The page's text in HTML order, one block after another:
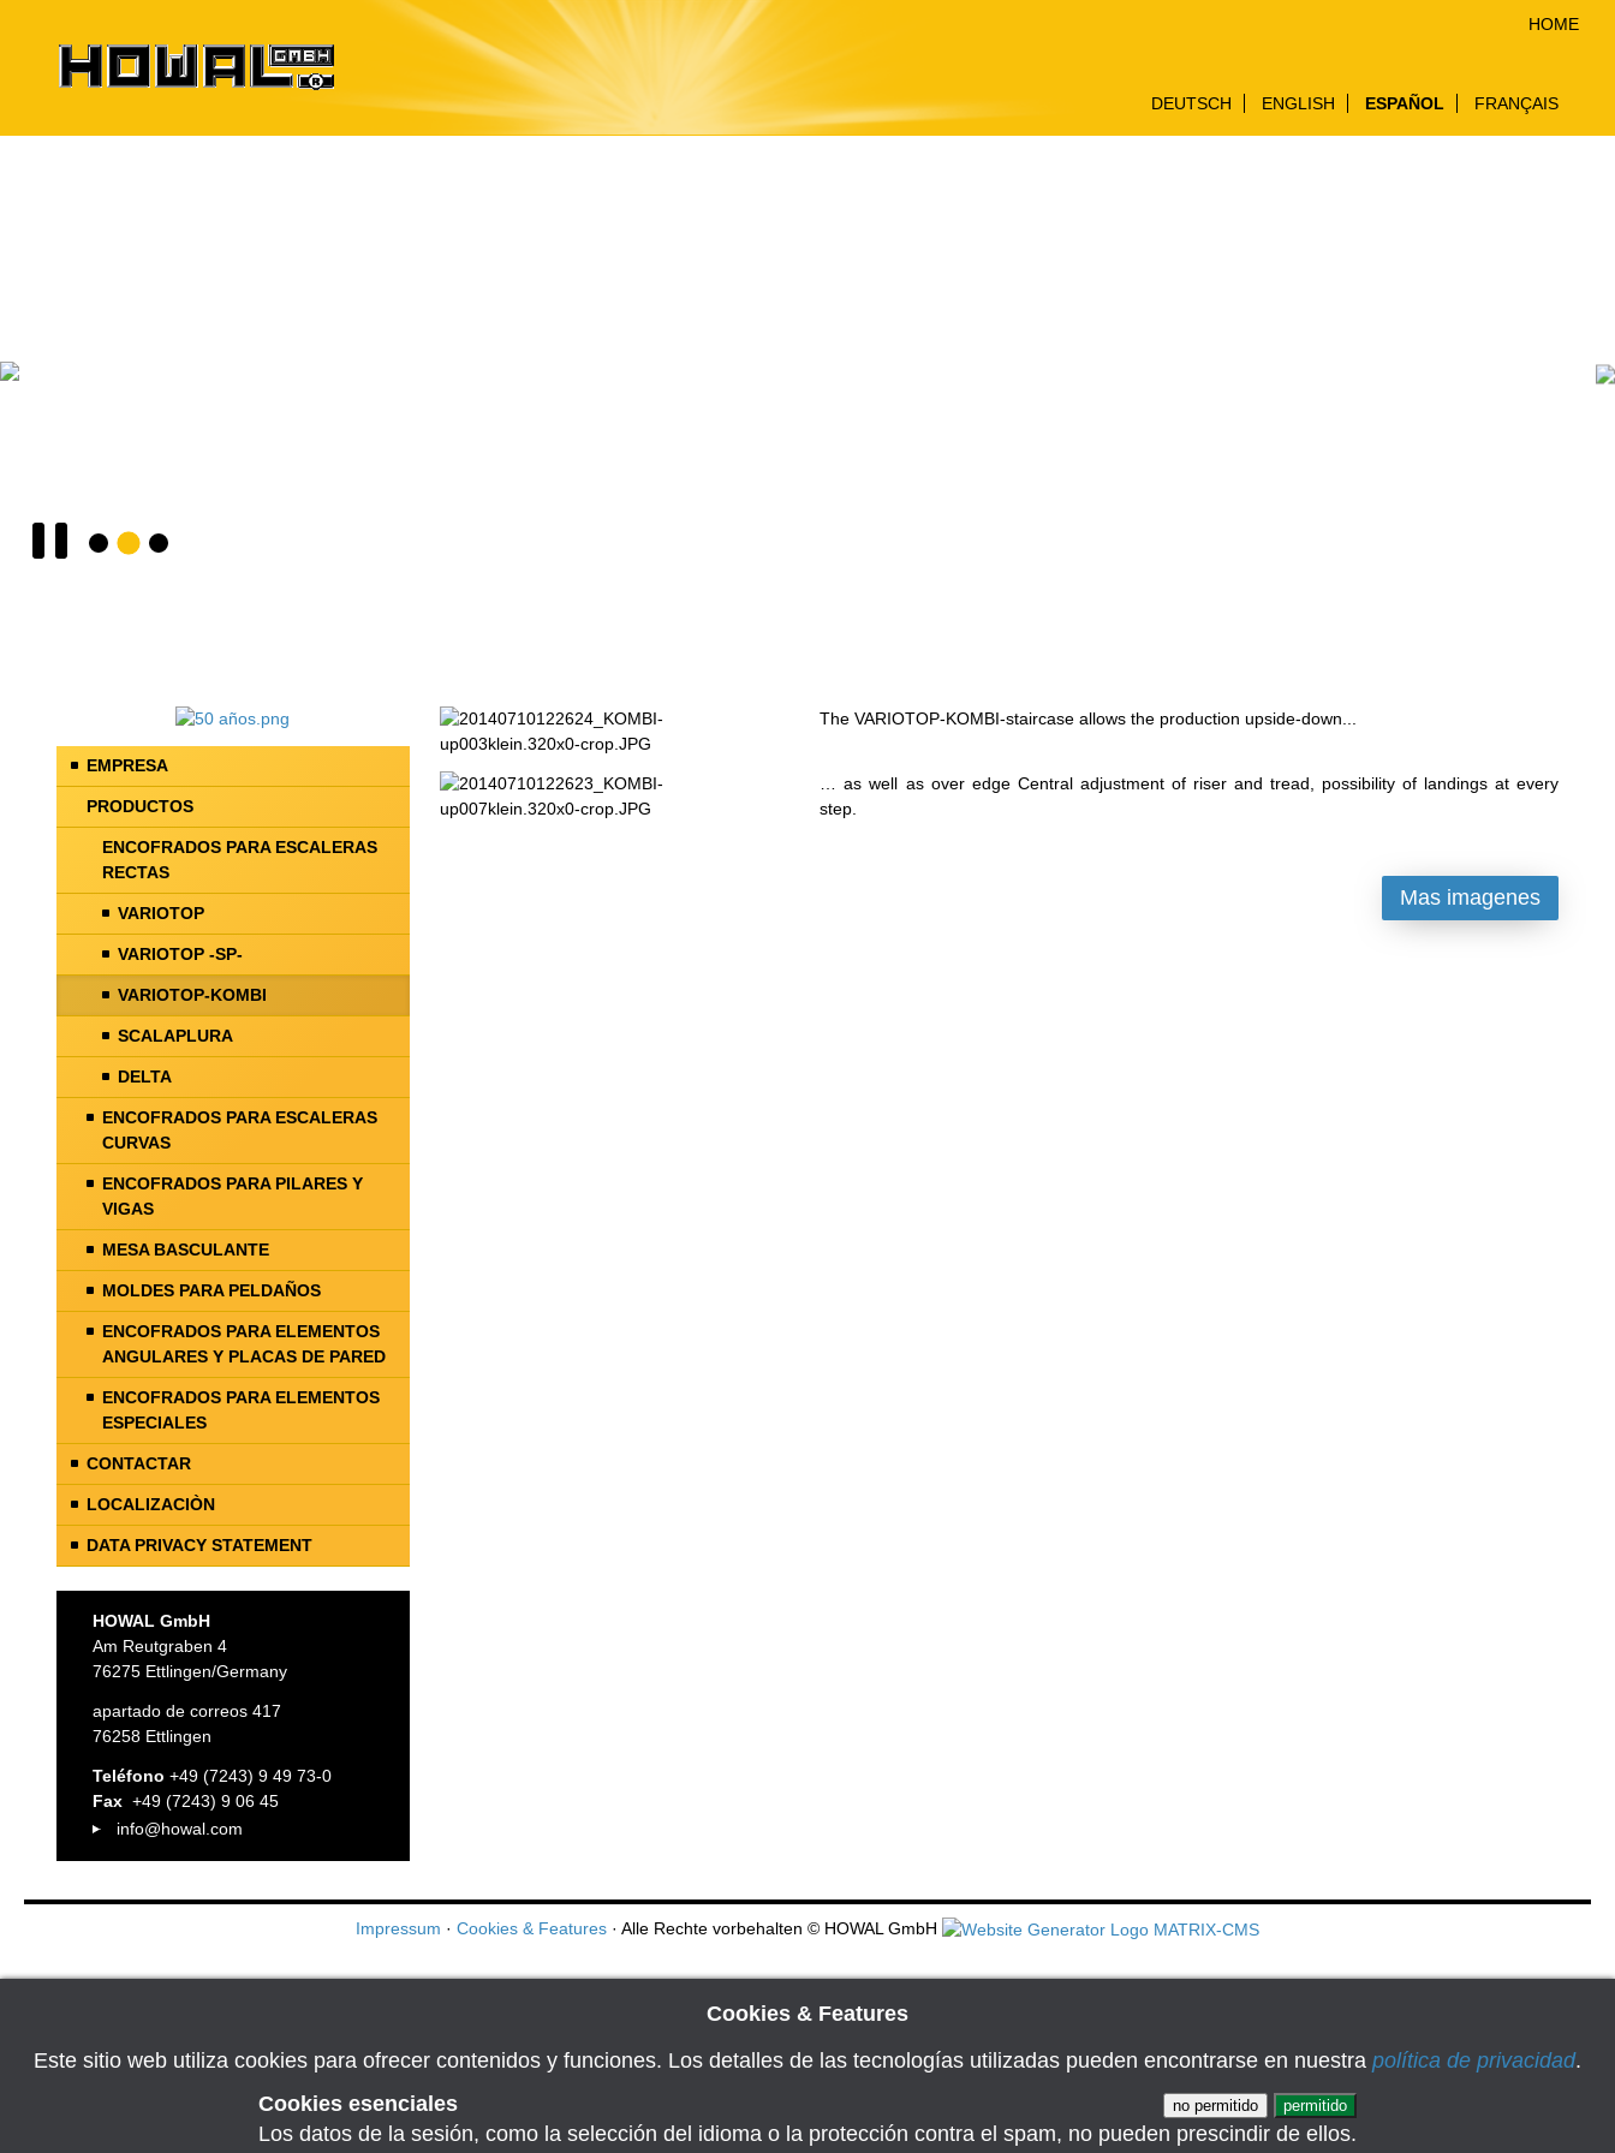
HOME
DEUTSCH ENGLISH ESPAÑOL FRANÇAIS
EMPRESA
PRODUCTOS
ENCOFRADOS PARA ESCALERAS
RECTAS
VARIOTOP
VARIOTOP -SP-
VARIOTOP-KOMBI
SCALAPLURA
DELTA
ENCOFRADOS PARA ESCALERAS
CURVAS
ENCOFRADOS PARA PILARES Y
VIGAS
MESA BASCULANTE
MOLDES PARA PELDAÑOS
ENCOFRADOS PARA ELEMENTOS
ANGULARES Y PLACAS DE PARED
ENCOFRADOS PARA ELEMENTOS
ESPECIALES
CONTACTAR
LOCALIZACIÒN
DATA PRIVACY STATEMENT
HOWAL GmbH
Am Reutgraben 4
76275 Ettlingen/Germany
apartado de correos 417
76258 Ettlingen
Teléfono +49 (7243) 9 49 73-0
Fax+49 (7243) 9 06 45
info@howal.com
The VARIOTOP-KOMBI-staircase allows the production upside-down...
… as well as over edge Central adjustment of riser and tread, possibility of landings at every
step.
Mas imagenes
Impressum · Cookies & Features · Alle Rechte vorbehalten © HOWAL GmbH
Cookies & Features
Este sitio web utiliza cookies para ofrecer contenidos y funciones. Los detalles de las tecnologías utilizadas pueden encontrarse en nuestra política de privacidad.
Cookies esenciales
no permitido permitido
Los datos de la sesión, como la selección del idioma o la protección contra el spam, no pueden prescindir de ellos.